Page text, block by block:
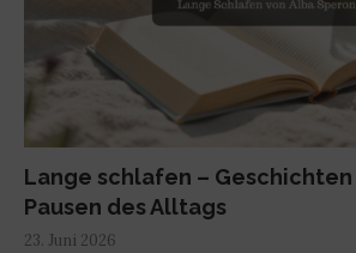
Lange schlafen –
Pausen des Alltags
23. Juni 2026